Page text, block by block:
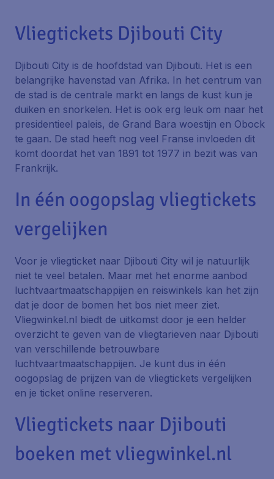
Vliegtickets Djibouti City
Djibouti City is de hoofdstad van Djibouti. Het is een
belangrijke havenstad van Afrika. In het centrum van
de stad is de centrale markt en langs de kust kun je
duiken en snorkelen. Het is ook erg leuk om naar het
presidentieel paleis, de Grand Bara woestijn en Obock
te gaan. De stad heeft nog veel Franse invloeden dit
komt doordat het van 1891 tot 1977 in bezit was van
Frankrijk.
In één oogopslag vliegtickets
vergelijken
Voor je vliegticket naar Djibouti City wil je natuurlijk
niet te veel betalen. Maar met het enorme aanbod
luchtvaartmaatschappijen en reiswinkels kan het zijn
dat je door de bomen het bos niet meer ziet.
Vliegwinkel.nl biedt de uitkomst door je een helder
overzicht te geven van de vliegtarieven naar Djibouti
van verschillende betrouwbare
luchtvaartmaatschappijen. Je kunt dus in één
oogopslag de prijzen van de vliegtickets vergelijken
en je ticket online reserveren.
Vliegtickets naar Djibouti
boeken met vliegwinkel.nl